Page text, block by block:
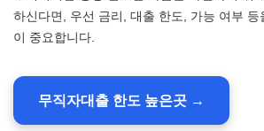
하신다면, 우선 금리, 대출 한도, 가능 여부 등
이 중요합니다.
무직자대출 한도 높은곳 →